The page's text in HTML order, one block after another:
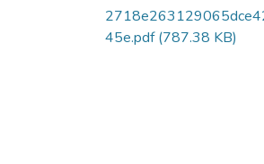
45e.pdf(787.38 KB)